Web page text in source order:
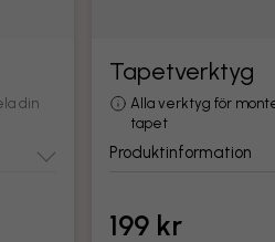
din
Tapetverktyg
Alla verktyg för
tapet
Produktinformation
199 kr